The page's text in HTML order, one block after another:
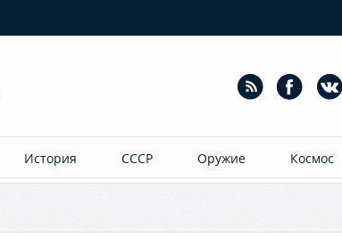
История СССР Оружие Космос